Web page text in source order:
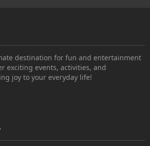
destination for fun and entertainment
exciting events, activities, and
joy to your everyday life!